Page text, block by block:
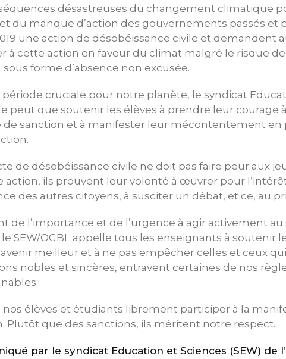
désastreuses du changement climatique
du manque d’action des gouvernements passés et
une action de désobéissance civile et demandent
à cette action en faveur du climat malgré le risque
forme d’absence non excusée.
cruciale pour notre planète, le syndicat
ne peut que soutenir les élèves à prendre leur courage
de sanction et à manifester leur mécontentement
de désobéissance civile ne doit pas faire peur aux
action, ils prouvent leur volonté à œuvrer pour
des autres citoyens, à susciter un débat, et ce, au
de l’importance et de l’urgence à agir activement
SEW/OGBL appelle tous les enseignants à soutenir
meilleur et à ne pas empêcher celles et ceux
nobles et sincères, entravent certaines de nos
nos élèves et étudiants librement participer à la
Plutôt que des sanctions, ils méritent notre respect.
par le syndicat Education et Sciences (SEW) de